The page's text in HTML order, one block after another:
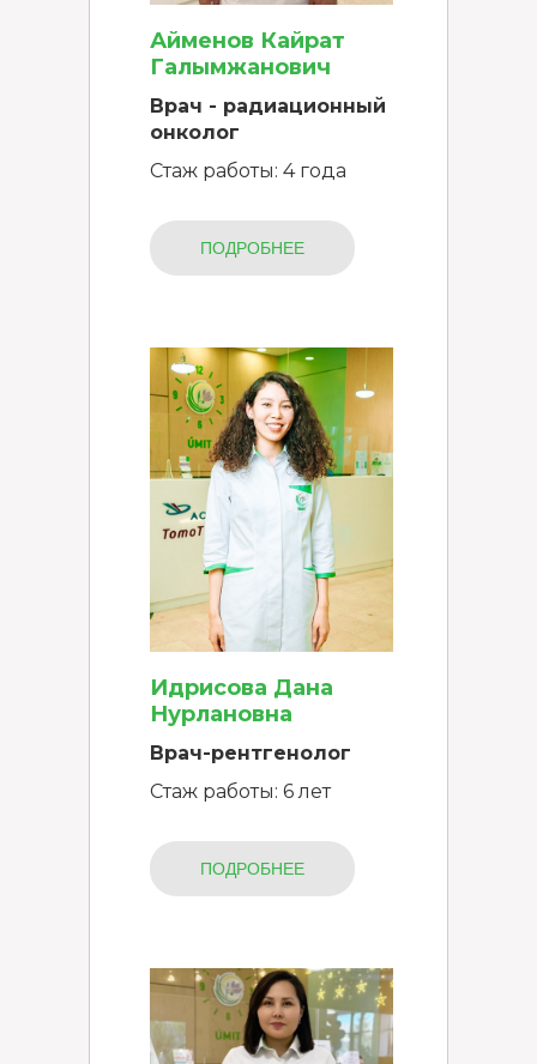
Айменов Кайрат
Галымжанович
Врач - радиационный
онколог
Стаж работы: 4 года
ПОДРОБНЕЕ
Идрисова Дана
Нурлановна
Врач-рентгенолог
Стаж работы: 6 лет
ПОДРОБНЕЕ